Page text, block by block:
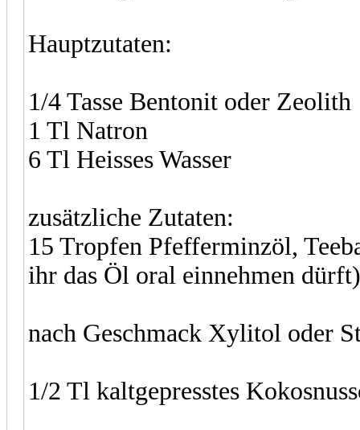
Hauptzutaten:
1/4 Tasse Bentonit oder Zeolith
1 Tl Natron
6 Tl Heisses Wasser
zusätzliche Zutaten:
15 Tropfen Pfefferminzöl,
ihr das Öl oral einnehmen dürft)
nach Geschmack Xylitol oder
1/2 Tl kaltgepresstes